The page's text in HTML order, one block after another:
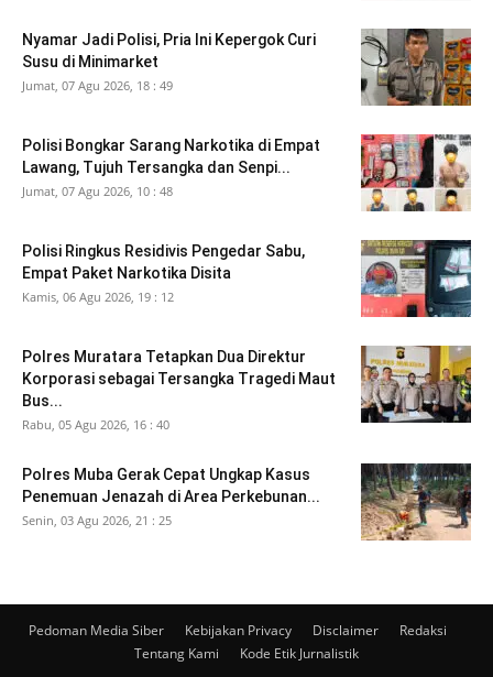
Nyamar Jadi Polisi, Pria Ini Kepergok Curi
Susu di Minimarket
Jumat, 07 Agu 2026, 18 : 49
Polisi Bongkar Sarang Narkotika di Empat
Lawang, Tujuh Tersangka dan Senpi...
Jumat, 07 Agu 2026, 10 : 48
Polisi Ringkus Residivis Pengedar Sabu,
Empat Paket Narkotika Disita
Kamis, 06 Agu 2026, 19 : 12
Polres Muratara Tetapkan Dua Direktur
Korporasi sebagai Tersangka Tragedi Maut
Bus...
Rabu, 05 Agu 2026, 16 : 40
Polres Muba Gerak Cepat Ungkap Kasus
Penemuan Jenazah di Area Perkebunan...
Senin, 03 Agu 2026, 21 : 25
Pedoman Media Siber Kebijakan Privacy Disclaimer
Redaksi
Tentang Kami
Kode Etik Jurnalistik